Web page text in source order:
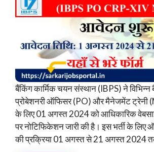
बैंकिंग कार्मिक चयन संस्थान (IBPS) ने
प्रोबेशनरी ऑफिसर (PO) और मैनेजमेंट ट्रेनी
के लिए 01 अगस्त 2024 को आधिकारिक
पर नोटिफिकेशन जारी की है। इस भर्ती के
की प्रक्रिया 01 अगस्त से 21 अगस्त 2024